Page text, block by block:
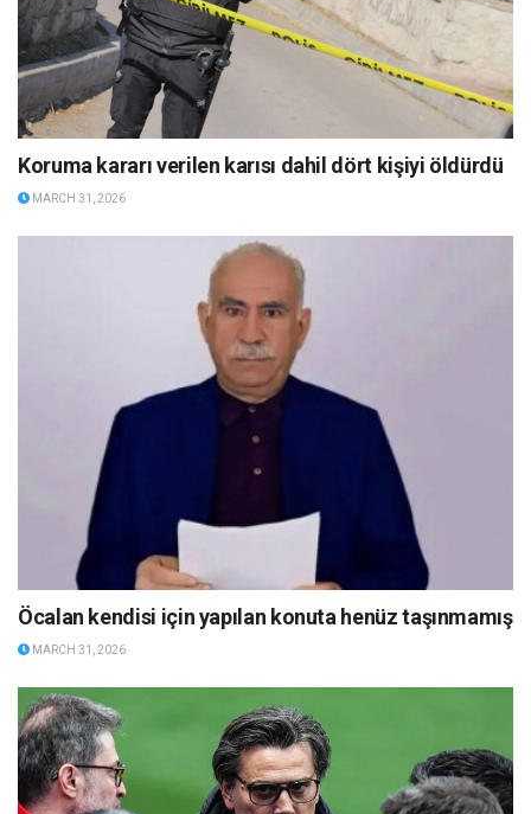
Koruma kararı verilen karısı dahil dört kişiyi öldürdü
MARCH 31, 2026
Öcalan kendisi için yapılan konuta henüz taşınmamış
MARCH 31, 2026